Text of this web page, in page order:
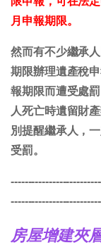
月申報期限。
然而有不少繼承
期限辦理遺產稅
報期限而遭受處
人死亡時遺留財
別提醒繼承人，
受罰。
房屋增建夾